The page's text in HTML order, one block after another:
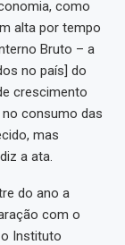
como
alta por tempo
Bruto – a
no país] do
crescimento
consumo das
mas
a ata.
do ano a
com o
Instituto